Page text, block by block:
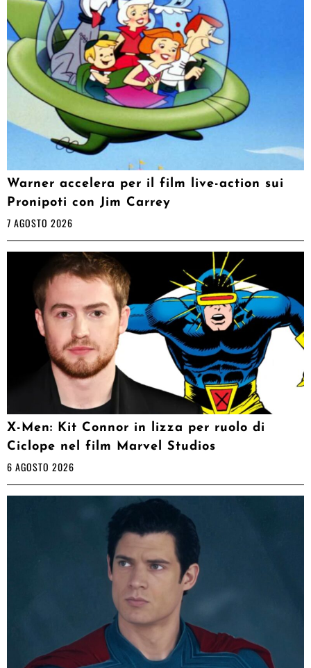
Warner accelera per il film live-action sui
Pronipoti con Jim Carrey
7 AGOSTO 2026
X-Men: Kit Connor in lizza per ruolo di
Ciclope nel film Marvel Studios
6 AGOSTO 2026